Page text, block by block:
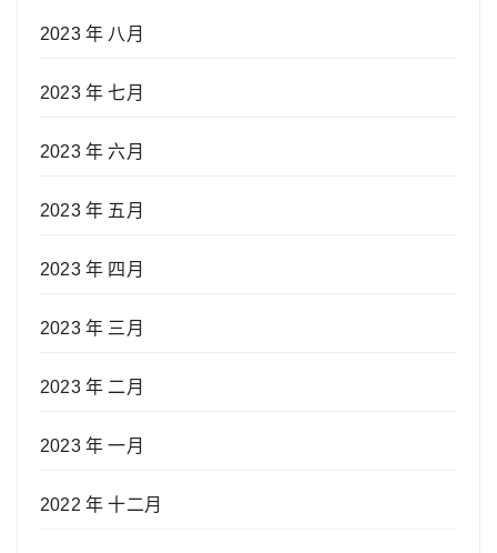
2023 年 八月
2023 年 七月
2023 年 六月
2023 年 五月
2023 年 四月
2023 年 三月
2023 年 二月
2023 年 一月
2022 年 十二月